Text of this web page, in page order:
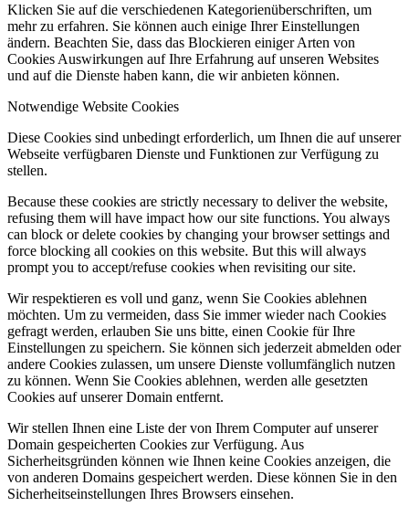
Klicken Sie auf die verschiedenen Kategorienüberschriften, um
mehr zu erfahren. Sie können auch einige Ihrer Einstellungen
ändern. Beachten Sie, dass das Blockieren einiger Arten von
Cookies Auswirkungen auf Ihre Erfahrung auf unseren Websites
und auf die Dienste haben kann, die wir anbieten können.
Notwendige Website Cookies
Diese Cookies sind unbedingt erforderlich, um Ihnen die auf unserer
Webseite verfügbaren Dienste und Funktionen zur Verfügung zu
stellen.
Because these cookies are strictly necessary to deliver the website,
refusing them will have impact how our site functions. You always
can block or delete cookies by changing your browser settings and
force blocking all cookies on this website. But this will always
prompt you to accept/refuse cookies when revisiting our site.
Wir respektieren es voll und ganz, wenn Sie Cookies ablehnen
möchten. Um zu vermeiden, dass Sie immer wieder nach Cookies
gefragt werden, erlauben Sie uns bitte, einen Cookie für Ihre
Einstellungen zu speichern. Sie können sich jederzeit abmelden oder
andere Cookies zulassen, um unsere Dienste vollumfänglich nutzen
zu können. Wenn Sie Cookies ablehnen, werden alle gesetzten
Cookies auf unserer Domain entfernt.
Wir stellen Ihnen eine Liste der von Ihrem Computer auf unserer
Domain gespeicherten Cookies zur Verfügung. Aus
Sicherheitsgründen können wie Ihnen keine Cookies anzeigen, die
von anderen Domains gespeichert werden. Diese können Sie in den
Sicherheitseinstellungen Ihres Browsers einsehen.